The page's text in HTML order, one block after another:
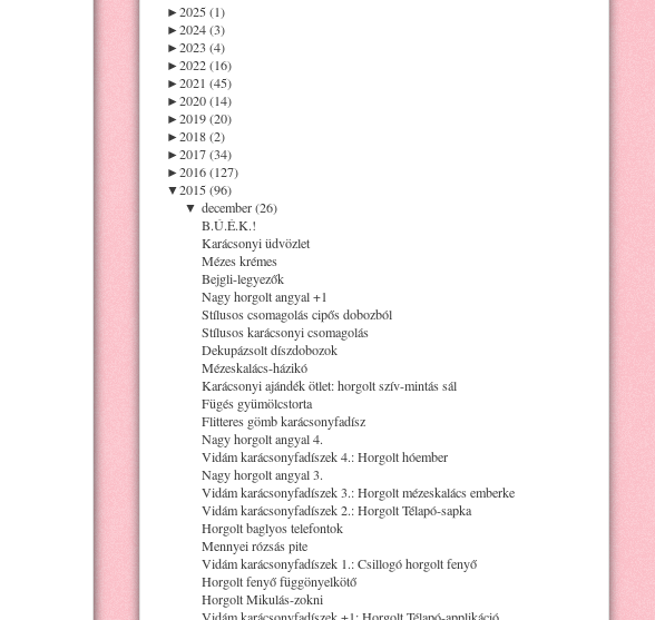
►2025 (1)
►2024 (3)
►2023 (4)
►2022 (16)
►2021 (45)
►2020 (14)
►2019 (20)
►2018 (2)
►2017 (34)
►2016 (127)
▼2015 (96)
▼ december (26)
B.Ú.É.K.!
Karácsonyi üdvözlet
Mézes krémes
Bejgli-legyezők
Nagy horgolt angyal +1
Stílusos csomagolás cipős dobozból
Stílusos karácsonyi csomagolás
Dekupázsolt díszdobozok
Mézeskalács-házikó
Karácsonyi ajándék ötlet: horgolt szív-mintás sál
Fügés gyümölcstorta
Flitteres gömb karácsonyfadísz
Nagy horgolt angyal 4.
Vidám karácsonyfadíszek 4.: Horgolt hóember
Nagy horgolt angyal 3.
Vidám karácsonyfadíszek 3.: Horgolt mézeskalács emberke
Vidám karácsonyfadíszek 2.: Horgolt Télapó-sapka
Horgolt baglyos telefontok
Mennyei rózsás pite
Vidám karácsonyfadíszek 1.: Csillogó horgolt fenyő
Horgolt fenyő függönyelkötő
Horgolt Mikulás-zokni